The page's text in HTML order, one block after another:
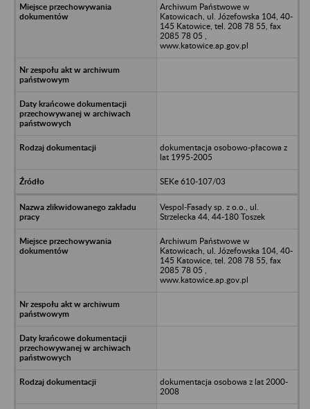
Archiwum Państwowe w
Katowicach, ul. Józefowska 104, 40-
145 Katowice, tel. 208 78 55, fax
2085 78 05 ,
www.katowice.ap.gov.pl
dokumentacja osobowo-płacowa z
lat 1995-2005
SEKe 610-107/03
Vespol-Fasady sp. z o.o., ul.
Strzelecka 44, 44-180 Toszek
Archiwum Państwowe w
Katowicach, ul. Józefowska 104, 40-
145 Katowice, tel. 208 78 55, fax
2085 78 05 ,
www.katowice.ap.gov.pl
dokumentacja osobowa z lat 2000-
2008